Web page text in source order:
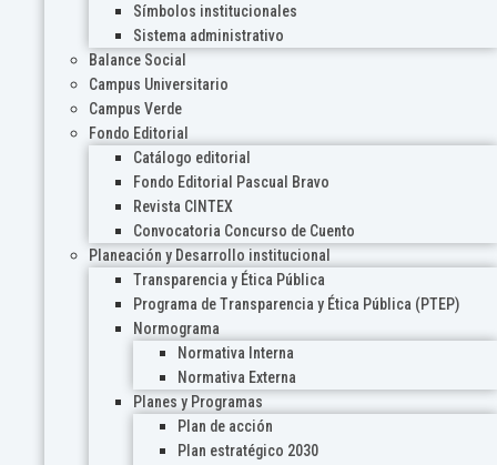
Símbolos institucionales
Sistema administrativo
Balance Social
Campus Universitario
Campus Verde
Fondo Editorial
Catálogo editorial
Fondo Editorial Pascual Bravo
Revista CINTEX
Convocatoria Concurso de Cuento
Planeación y Desarrollo institucional
Transparencia y Ética Pública
Programa de Transparencia y Ética Pública (PTEP)
Normograma
Normativa Interna
Normativa Externa
Planes y Programas
Plan de acción
Plan estratégico 2030